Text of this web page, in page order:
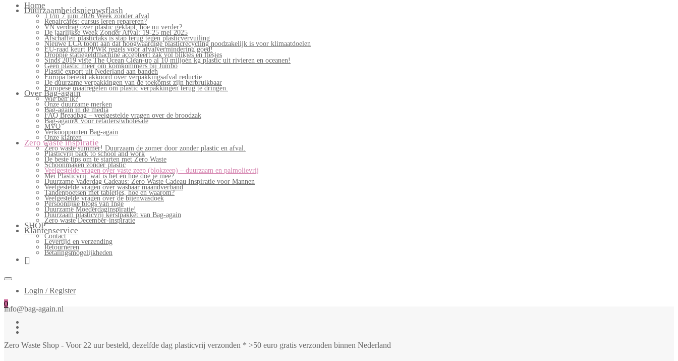
Home
Duurzaamheidsnieuwsflash
1 t/m 7 juni 2026 Week zonder afval
Repaircafés: cursus leren repareren?
VN verdrag over plastic geklapt, hoe nu verder?
De jaarlijkse Week Zonder Afval: 19-25 mei 2025
Afschaffen plastictaks is stap terug tegen plasticvervuiling
Nieuwe LCA toont aan dat hoogwaardige plasticrecycling noodzakelijk is voor klimaatdoelen
EU-raad keurt PPWR regels voor afvalvermindering goed!
Droppie statiegeldmachine accepteert zak vol blikjes en flesjes
Sinds 2019 viste The Ocean Clean-up al 10 miljoen kg plastic uit rivieren en oceanen!
Geen plastic meer om komkommers bij Jumbo
Plastic export uit Nederland aan banden
Europa bereikt akkoord over verpakkingsafval reductie
De duurzame verpakkingen van de toekomst zijn herbruikbaar
Europese maatregelen om plastic verpakkingen terug te dringen.
Over Bag-again
Wie ben ik?
Onze duurzame merken
Bag-again in de media
FAQ Breadbag – veelgestelde vragen over de broodzak
Bag-again® voor retailers/wholesale
MVO
Verkooppunten Bag-again
Onze klanten
Zero waste inspiratie
Zero waste summer! Duurzaam de zomer door zonder plastic en afval.
Plasticvrij back to school and work
De beste tips om te starten met Zero Waste
Schoonmaken zonder plastic
Veelgestelde vragen over vaste zeep (blokzeep) – duurzaam en palmolievrij
Mei Plasticvrij: wat is het en hoe doe je mee?
Duurzame Vaderdag Cadeaus: Zero Waste Cadeau Inspiratie voor Mannen
Veelgestelde vragen over wasbaar maandverband
Tandenpoetsen met tabletjes, hoe en waarom?
Veelgestelde vragen over de bijenwasdoek
Persoonlijke blogs van Inge
Duurzame Moederdaginspiratie!
Duurzaam plasticvrij kerstpakket van Bag-again
Zero waste December-inspiratie
SHOP
Klantenservice
Contact
Levertijd en verzending
Retourneren
Betalingsmogelijkheden
Login / Register
0
info@bag-again.nl
Zero Waste Shop - Voor 22 uur besteld, dezelfde dag plasticvrij verzonden * >50 euro gratis verzonden binnen Nederland